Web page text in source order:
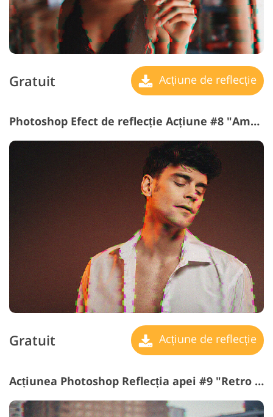
Gratuit Acțiune de reflecție
Photoshop Efect de reflecție Acțiune #8 "Ambiguity"
Gratuit Acțiune de reflecție
Acțiunea Photoshop Reflecția apei #9 "Retro Technology"